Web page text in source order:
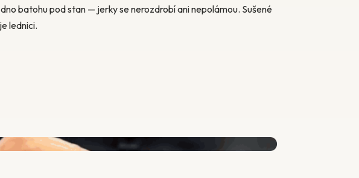
batohu pod stan — jerky se nerozdrobí ani nepolámou. Sušené
lednici.